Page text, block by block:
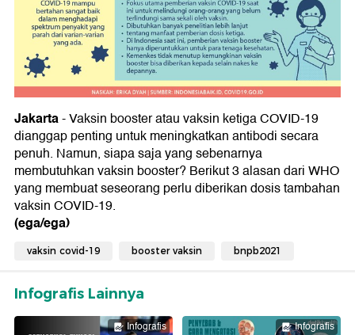
Jakarta- Vaksin booster atau vaksin ketiga COVID-19
dianggap penting untuk meningkatkan antibodi secara
penuh. Namun, siapa saja yang sebenarnya
membutuhkan vaksin booster? Berikut 3 alasan dari WHO
yang membuat seseorang perlu diberikan dosis tambahan
vaksin COVID-19.
(ega/ega)
vaksin covid-19 booster vaksin bnpb2021
Infografis Lainnya
Infografis Infografis